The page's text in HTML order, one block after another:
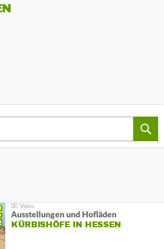
Ausstellungen und Hofläden
KÜRBISHÖFE IN HESSEN